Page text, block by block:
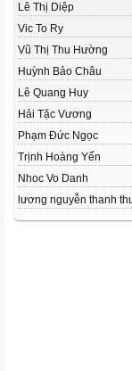
Lê Thị Diệp
Vic To Ry
Vũ Thị Thu Hường
Huỳnh Bảo Châu
Lê Quang Huy
Hải Tặc Vương
Phạm Đức Ngọc
Trịnh Hoàng Yến
Nhoc Vo Danh
lương nguyễn thanh